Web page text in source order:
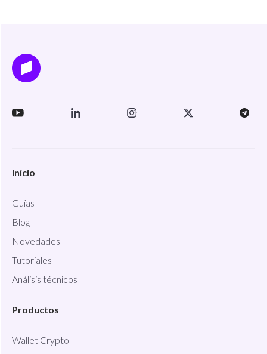
Início
Guías
Blog
Novedades
Tutoriales
Análisis técnicos
Productos
Wallet Crypto